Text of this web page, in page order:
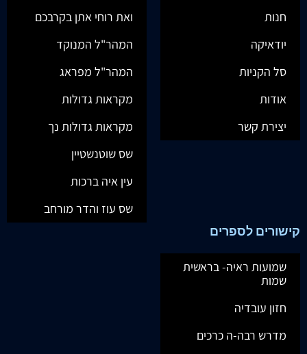
חנות
יודאיקה
סל הקניות
אודות
יצירת קשר
ואת רוחי אתן בקרבכם
המהר"ל המנוקד
המהר"ל מפראג
מקראות גדולות
מקראות גדולות נך
שס שוטנשטיין
עין איה ברכות
שס עוז והדר מורחב
קישורים לספרים
שמועות ראיה- בראשית
שמות
חזון עובדיה
מדרש רבה-ה כרכים